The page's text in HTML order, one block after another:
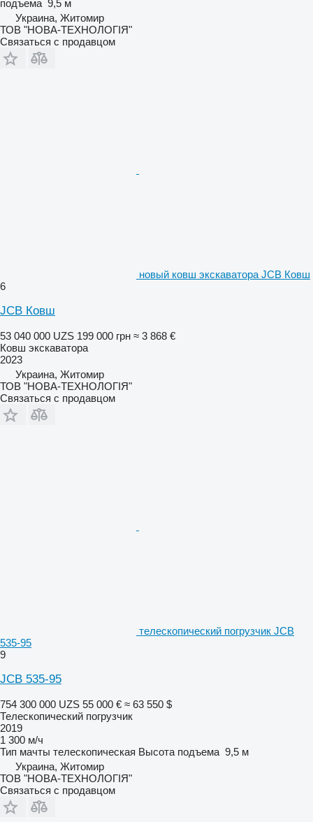
подъема 9,5 м
Украина, Житомир
ТОВ "НОВА-ТЕХНОЛОГІЯ"
Связаться с продавцом
новый ковш экскаватора JCB Ковш
6
JCB Ковш
53 040 000 UZS 199 000 грн ≈ 3 868 €
Ковш экскаватора
2023
Украина, Житомир
ТОВ "НОВА-ТЕХНОЛОГІЯ"
Связаться с продавцом
телескопический погрузчик JCB
535-95
9
JCB 535-95
754 300 000 UZS 55 000 € ≈ 63 550 $
Телескопический погрузчик
2019
1 300 м/ч
Тип мачты телескопическая Высота подъема 9,5 м
Украина, Житомир
ТОВ "НОВА-ТЕХНОЛОГІЯ"
Связаться с продавцом